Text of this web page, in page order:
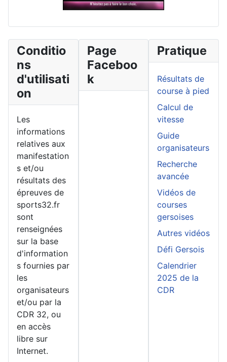
Conditio
ns
d'utilisati
on
Les
informations
relatives aux
manifestation
s et/ou
résultats des
épreuves de
sports32.fr
sont
renseignées
sur la base
d'information
s fournies par
les
organisateurs
et/ou par la
CDR 32, ou
en accès
libre sur
Internet.
Page
Faceboo
k
Pratique
Résultats de
course à pied
Calcul de
vitesse
Guide
organisateurs
Recherche
avancée
Vidéos de
courses
gersoises
Autres vidéos
Défi Gersois
Calendrier
2025 de la
CDR